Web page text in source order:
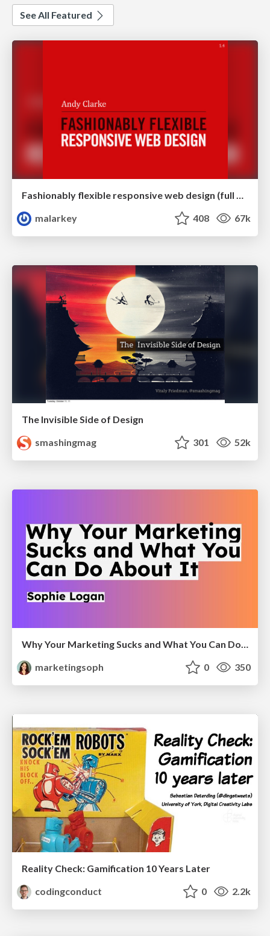
See All Featured
Fashionably flexible responsive web design (full day workshop)
malarkey
408 67k
The Invisible Side of Design
smashingmag
301 52k
marketingsoph
0 350
Reality Check: Gamification 10 Years Later
codingconduct
0 2.2k